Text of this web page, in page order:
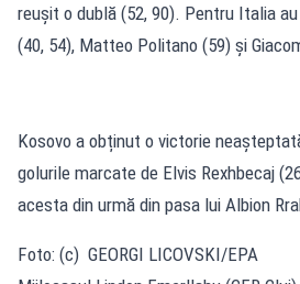
reușit o dublă (52, 90). Pentru Italia
(40, 54), Matteo Politano (59) și
Kosovo a obținut o victorie
golurile marcate de Elvis Rexhbecaj
acesta din urmă din pasa lui Albion
Foto: (c) GEORGI LICOVSKI/EPA